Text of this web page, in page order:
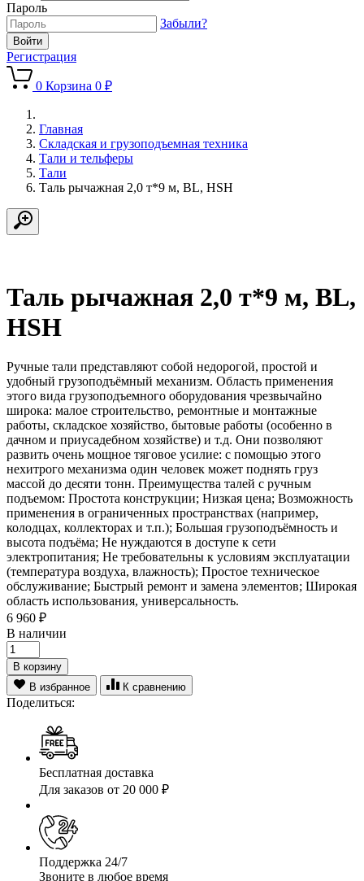
Пароль
Забыли?
Регистрация
0 Корзина 0 ₽
Главная
Складская и грузоподъемная техника
Тали и тельферы
Тали
Таль рычажная 2,0 т*9 м, BL, HSH
Таль рычажная 2,0 т*9 м, BL,
HSH
Ручные тали представляют собой недорогой, простой и
удобный грузоподъёмный механизм. Область применения
этого вида грузоподъемного оборудования чрезвычайно
широка: малое строительство, ремонтные и монтажные
работы, складское хозяйство, бытовые работы (особенно в
дачном и приусадебном хозяйстве) и т.д. Они позволяют
развить очень мощное тяговое усилие: с помощью этого
нехитрого механизма один человек может поднять груз
массой до десяти тонн. Преимущества талей с ручным
подъемом: Простота конструкции; Низкая цена; Возможность
применения в ограниченных пространствах (например,
колодцах, коллекторах и т.п.); Большая грузоподъёмность и
высота подъёма; Не нуждаются в доступе к сети
электропитания; Не требовательны к условиям эксплуатации
(температура воздуха, влажность); Простое техническое
обслуживание; Быстрый ремонт и замена элементов; Широкая
область использования, универсальность.
6 960 ₽
В наличии
В корзину
В избранное
К сравнению
Поделиться:
Бесплатная доставка
Для заказов от 20 000 ₽
Поддержка 24/7
Звоните в любое время